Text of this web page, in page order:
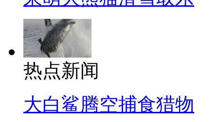
热点新闻
大白鲨腾空捕食猎物